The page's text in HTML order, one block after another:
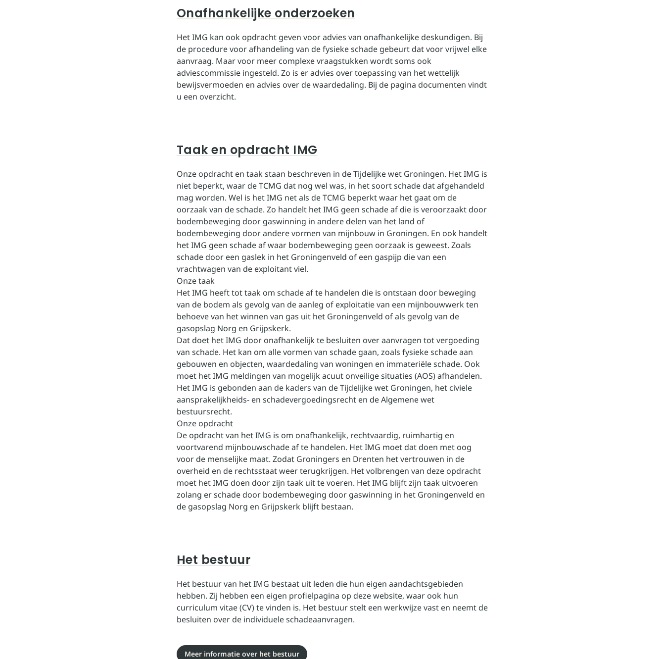
Onafhankelijke onderzoeken
Het IMG kan ook opdracht geven voor advies van onafhankelijke deskundigen. Bij
de procedure voor afhandeling van de fysieke schade gebeurt dat voor vrijwel elke
aanvraag. Maar voor meer complexe vraagstukken wordt soms ook
adviescommissie ingesteld. Zo is er advies over toepassing van het wettelijk
bewijsvermoeden en advies over de waardedaling. Bij de pagina documenten vindt
u een overzicht.
Taak en opdracht IMG
Onze opdracht en taak staan beschreven in de Tijdelijke wet Groningen. Het IMG is
niet beperkt, waar de TCMG dat nog wel was, in het soort schade dat afgehandeld
mag worden. Wel is het IMG net als de TCMG beperkt waar het gaat om de
oorzaak van de schade. Zo handelt het IMG geen schade af die is veroorzaakt door
bodembeweging door gaswinning in andere delen van het land of
bodembeweging door andere vormen van mijnbouw in Groningen. En ook handelt
het IMG geen schade af waar bodembeweging geen oorzaak is geweest. Zoals
schade door een gaslek in het Groningenveld of een gaspijp die van een
vrachtwagen van de exploitant viel.
Onze taak
Het IMG heeft tot taak om schade af te handelen die is ontstaan door beweging
van de bodem als gevolg van de aanleg of exploitatie van een mijnbouwwerk ten
behoeve van het winnen van gas uit het Groningenveld of als gevolg van de
gasopslag Norg en Grijpskerk.
Dat doet het IMG door onafhankelijk te besluiten over aanvragen tot vergoeding
van schade. Het kan om alle vormen van schade gaan, zoals fysieke schade aan
gebouwen en objecten, waardedaling van woningen en immateriële schade. Ook
moet het IMG meldingen van mogelijk acuut onveilige situaties (AOS) afhandelen.
Het IMG is gebonden aan de kaders van de Tijdelijke wet Groningen, het civiele
aansprakelijkheids- en schadevergoedingsrecht en de Algemene wet
bestuursrecht.
Onze opdracht
De opdracht van het IMG is om onafhankelijk, rechtvaardig, ruimhartig en
voortvarend mijnbouwschade af te handelen. Het IMG moet dat doen met oog
voor de menselijke maat. Zodat Groningers en Drenten het vertrouwen in de
overheid en de rechtsstaat weer terugkrijgen. Het volbrengen van deze opdracht
moet het IMG doen door zijn taak uit te voeren. Het IMG blijft zijn taak uitvoeren
zolang er schade door bodembeweging door gaswinning in het Groningenveld en
de gasopslag Norg en Grijpskerk blijft bestaan.
Het bestuur
Het bestuur van het IMG bestaat uit leden die hun eigen aandachtsgebieden
hebben. Zij hebben een eigen profielpagina op deze website, waar ook hun
curriculum vitae (CV) te vinden is. Het bestuur stelt een werkwijze vast en neemt de
besluiten over de individuele schadeaanvragen.
Meer informatie over het bestuur